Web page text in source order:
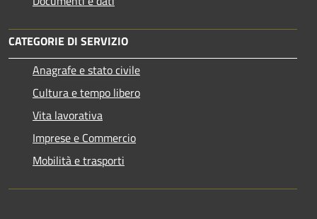
CATEGORIE DI SERVIZIO
Anagrafe e stato civile
Cultura e tempo libero
Vita lavorativa
Imprese e Commercio
Mobilità e trasporti